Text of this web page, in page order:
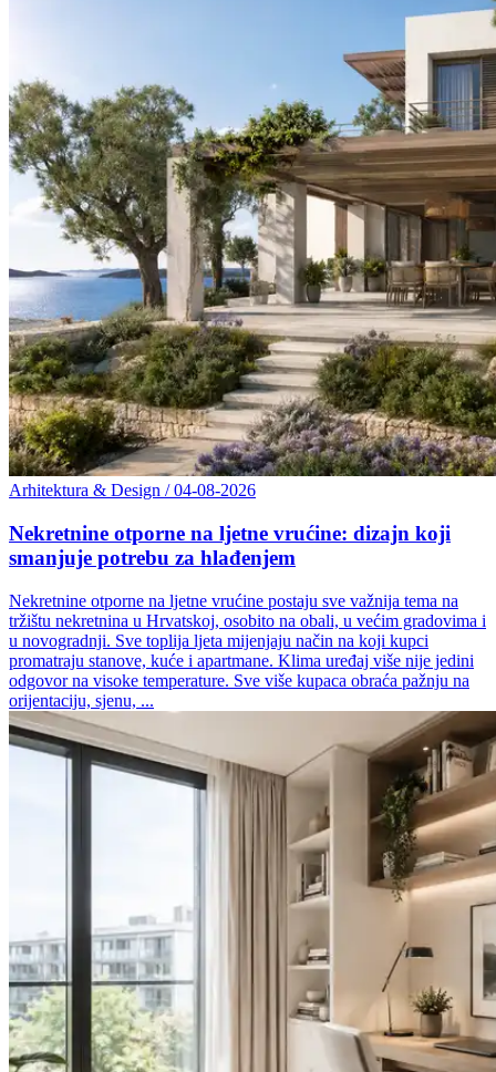
Arhitektura & Design / 04-08-2026
Nekretnine otporne na ljetne vrućine: dizajn koji
smanjuje potrebu za hlađenjem
Nekretnine otporne na ljetne vrućine postaju sve važnija tema na
tržištu nekretnina u Hrvatskoj, osobito na obali, u većim gradovima i
u novogradnji. Sve toplija ljeta mijenjaju način na koji kupci
promatraju stanove, kuće i apartmane. Klima uređaj više nije jedini
odgovor na visoke temperature. Sve više kupaca obraća pažnju na
orijentaciju, sjenu, ...